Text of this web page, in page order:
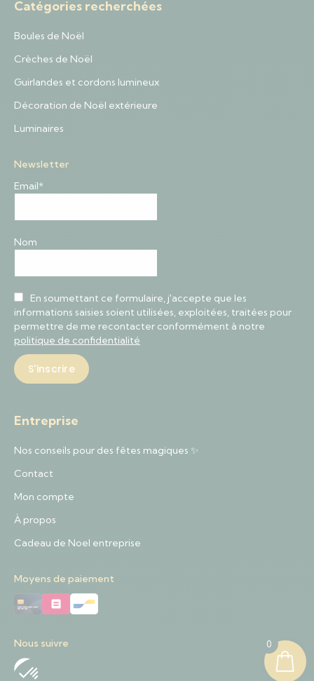
Catégories recherchées
Boules de Noël
Crèches de Noël
Guirlandes et cordons lumineux
Décoration de Noël extérieure
Luminaires
Newsletter
Email*
Nom
En soumettant ce formulaire, j'accepte que les
informations saisies soient utilisées, exploitées, traitées pour
permettre de me recontacter conformément à notre
politique de confidentialité
Entreprise
Nos conseils pour des fêtes magiques ✨
Contact
Mon compte
À propos
Cadeau de Noel entreprise
Moyens de paiement
Nous suivre 0